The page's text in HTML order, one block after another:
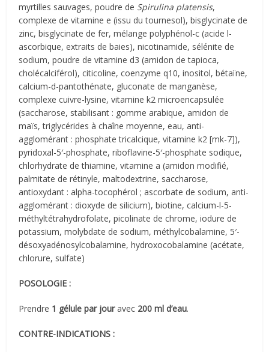
myrtilles sauvages, poudre de Spirulina platensis,
complexe de vitamine e (issu du tournesol), bisglycinate de
zinc, bisglycinate de fer, mélange polyphénol-c (acide l-
ascorbique, extraits de baies), nicotinamide, sélénite de
sodium, poudre de vitamine d3 (amidon de tapioca,
cholécalciférol), citicoline, coenzyme q10, inositol, bétaïne,
calcium-d-pantothénate, gluconate de manganèse,
complexe cuivre-lysine, vitamine k2 microencapsulée
(saccharose, stabilisant : gomme arabique, amidon de
maïs, triglycérides à chaîne moyenne, eau, anti-
agglomérant : phosphate tricalcique, vitamine k2 [mk-7]),
pyridoxal-5′-phosphate, riboflavine-5′-phosphate sodique,
chlorhydrate de thiamine, vitamine a (amidon modifié,
palmitate de rétinyle, maltodextrine, saccharose,
antioxydant : alpha-tocophérol ; ascorbate de sodium, anti-
agglomérant : dioxyde de silicium), biotine, calcium-l-5-
méthyltétrahydrofolate, picolinate de chrome, iodure de
potassium, molybdate de sodium, méthylcobalamine, 5′-
désoxyadénosylcobalamine, hydroxocobalamine (acétate,
chlorure, sulfate)
POSOLOGIE :
Prendre 1 gélule par jouravec 200 ml d’eau.
CONTRE-INDICATIONS :